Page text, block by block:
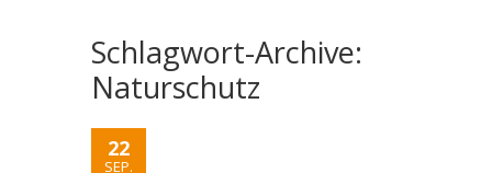
Schlagwort-Archive:
Naturschutz
22
SEP.